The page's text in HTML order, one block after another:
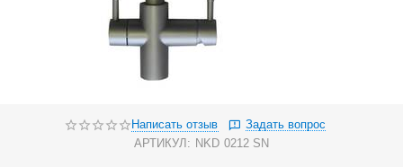
Написать отзыв
Задать вопрос
АРТИКУЛ: NKD 0212 SN